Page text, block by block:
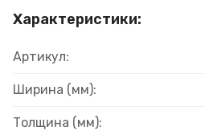
Характеристики:
Артикул:
Ширина (мм):
Толщина (мм):